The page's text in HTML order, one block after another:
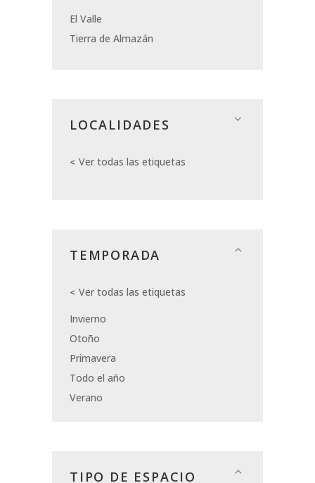
El Valle
Tierra de Almazán
LOCALIDADES
Ver todas las etiquetas
TEMPORADA
Ver todas las etiquetas
Invierno
Otoño
Primavera
Todo el año
Verano
TIPO DE ESPACIO